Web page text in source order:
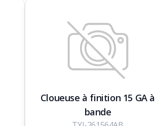
Cloueuse à finition 15 GA à
bande